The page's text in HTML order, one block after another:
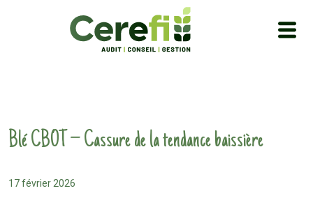
Blé CBOT – Cassure de la tendance baissière
17 février 2026